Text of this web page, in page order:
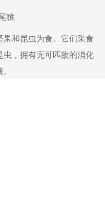
猿
和昆虫为食。它们采食
虫，拥有无可匹敌的消化